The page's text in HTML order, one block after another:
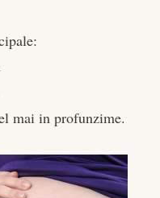
mai in profunzime.